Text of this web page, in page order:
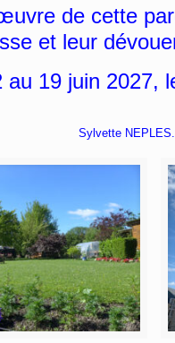
de cette
et leur
19 juin 2027,